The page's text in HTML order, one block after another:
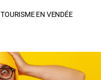
TOURISME EN VENDÉE